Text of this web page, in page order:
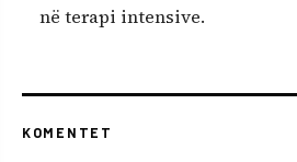
në terapi intensive.
KOMENTET